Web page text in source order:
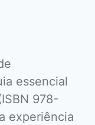
essencial
978-
experiência